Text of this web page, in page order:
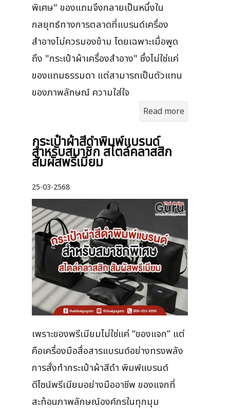
พิเศษ" ของแถมจึงกลายเป็นหนึ่งใน
กลยุทธ์ทางการตลาดที่แบรนด์เครื่อง
สำอางไม่ควรมองข้าม โดยเฉพาะเมื่อพูด
ถึง "กระเป๋าผ้าเครื่องสำอาง" ซึ่งไม่ใช่แค่
ของแถมธรรมดา แต่สามารถเป็นตัวแทน
ของภาพลักษณ์ ความใส่ใจ
Read more
กระเป๋าผ้าสีดำพิมพ์แบรนด์
สำหรับสมาชิก สไตล์คลาสสิก
สัมผัสพรีเมียม
25-03-2568
เพราะของพรีเมียมไม่ใช่แค่ “ของแจก” แต่
คือเครื่องมือสื่อสารแบรนด์อย่างทรงพลัง
การสั่งทำกระเป๋าผ้าสีดำ พิมพ์แบรนด์
ดีไซน์พรีเมียมอย่างมืออาชีพ ของแจกที่
สะท้อนภาพลักษณ์องค์กรในทุกมุม